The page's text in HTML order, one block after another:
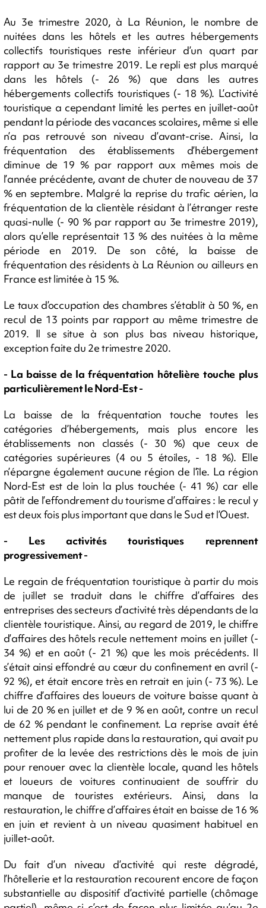
Au 3e trimestre 2020, à La Réunion, le nombre de
nuitées dans les hôtels et les autres hébergements
collectifs touristiques reste inférieur d’un quart par
rapport au 3e trimestre 2019. Le repli est plus marqué
dans les hôtels (- 26 %) que dans les autres
hébergements collectifs touristiques (- 18 %). L’activité
touristique a cependant limité les pertes en juillet-août
pendant la période des vacances scolaires, même si elle
n’a pas retrouvé son niveau d’avant-crise. Ainsi, la
fréquentation des établissements d’hébergement
diminue de 19 % par rapport aux mêmes mois de
l’année précédente, avant de chuter de nouveau de 37
% en septembre. Malgré la reprise du trafic aérien, la
fréquentation de la clientèle résidant à l’étranger reste
quasi-nulle (- 90 % par rapport au 3e trimestre 2019),
alors qu’elle représentait 13 % des nuitées à la même
période en 2019. De son côté, la baisse de
fréquentation des résidents à La Réunion ou ailleurs en
France est limitée à 15 %.
Le taux d’occupation des chambres s’établit à 50 %, en
recul de 13 points par rapport au même trimestre de
2019. Il se situe à son plus bas niveau historique,
exception faite du 2e trimestre 2020.
- La baisse de la fréquentation hôtelière touche plus
particulièrement le Nord-Est -
La baisse de la fréquentation touche toutes les
catégories d’hébergements, mais plus encore les
établissements non classés (- 30 %) que ceux de
catégories supérieures (4 ou 5 étoiles, - 18 %). Elle
n’épargne également aucune région de l’île. La région
Nord-Est est de loin la plus touchée (- 41 %) car elle
pâtit de l’effondrement du tourisme d’affaires : le recul y
est deux fois plus important que dans le Sud et l’Ouest.
- Les activités touristiques reprennent
progressivement -
Le regain de fréquentation touristique à partir du mois
de juillet se traduit dans le chiffre d’affaires des
entreprises des secteurs d’activité très dépendants de la
clientèle touristique. Ainsi, au regard de 2019, le chiffre
d’affaires des hôtels recule nettement moins en juillet (-
34 %) et en août (- 21 %) que les mois précédents. Il
s’était ainsi effondré au cœur du confinement en avril (-
92 %), et était encore très en retrait en juin (- 73 %). Le
chiffre d’affaires des loueurs de voiture baisse quant à
lui de 20 % en juillet et de 9 % en août, contre un recul
de 62 % pendant le confinement. La reprise avait été
nettement plus rapide dans la restauration, qui avait pu
profiter de la levée des restrictions dès le mois de juin
pour renouer avec la clientèle locale, quand les hôtels
et loueurs de voitures continuaient de souffrir du
manque de touristes extérieurs. Ainsi, dans la
restauration, le chiffre d’affaires était en baisse de 16 %
en juin et revient à un niveau quasiment habituel en
juillet-août.
Du fait d’un niveau d’activité qui reste dégradé,
l’hôtellerie et la restauration recourent encore de façon
substantielle au dispositif d’activité partielle (chômage